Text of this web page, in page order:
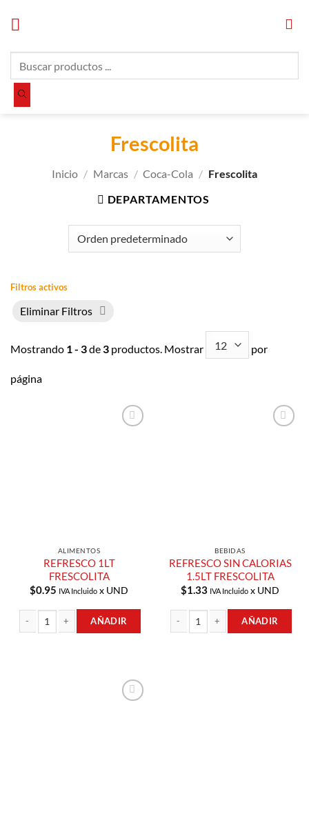
productos
Frescolita
Inicio / Marcas / Coca-Cola / Frescolita
DEPARTAMENTOS
Filtros activos
Eliminar Filtros
Mostrando 1 - 3de3 productos. Mostrar por
página
ALIMENTOS
REFRESCO 1LT
FRESCOLITA
$0.95 IVA Incluido x UND
AÑADIR
BEBIDAS
REFRESCO SIN CALORIAS
1.5LT FRESCOLITA
$1.33 IVA Incluido x UND
AÑADIR